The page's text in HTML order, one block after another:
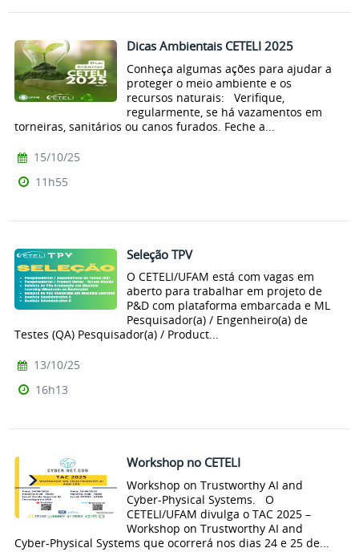
Dicas Ambientais CETELI 2025
Conheça algumas ações para ajudar a
proteger o meio ambiente e os
recursos naturais: Verifique,
regularmente, se há vazamentos em
torneiras, sanitários ou canos furados. Feche a...
15/10/25
11h55
Seleção TPV
O CETELI/UFAM está com vagas em
aberto para trabalhar em projeto de
P&D com plataforma embarcada e ML
Pesquisador(a) / Engenheiro(a) de
Testes (QA) Pesquisador(a) / Product...
13/10/25
16h13
Workshop no CETELI
Workshop on Trustworthy AI and
Cyber-Physical Systems. O
CETELI/UFAM divulga o TAC 2025 –
Workshop on Trustworthy AI and
Cyber-Physical Systems que ocorrerá nos dias 24 e 25 de...